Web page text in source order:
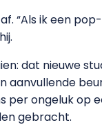
“Als ik een
dat nieuwe
aanvullende
per ongeluk
gebracht.